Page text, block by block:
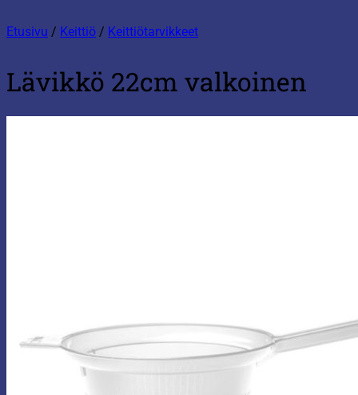
Etusivu / Keittiö / Keittiötarvikkeet
Lävikkö 22cm valkoinen